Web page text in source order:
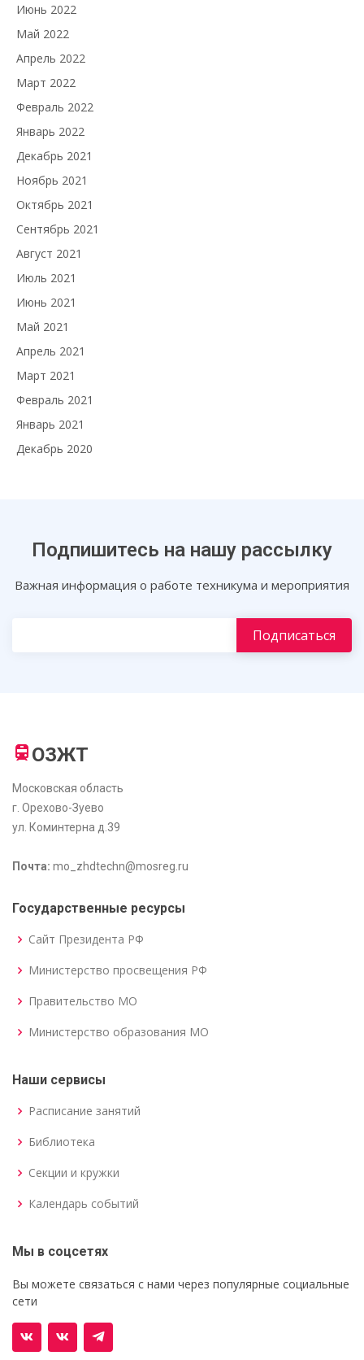
Июнь 2022
Май 2022
Апрель 2022
Март 2022
Февраль 2022
Январь 2022
Декабрь 2021
Ноябрь 2021
Октябрь 2021
Сентябрь 2021
Август 2021
Июль 2021
Июнь 2021
Май 2021
Апрель 2021
Март 2021
Февраль 2021
Январь 2021
Декабрь 2020
Подпишитесь на нашу рассылку
Важная информация о работе техникума и мероприятия
ОЗЖТ
Московская область
г. Орехово-Зуево
ул. Коминтерна д.39
Почта: mo_zhdtechn@mosreg.ru
Государственные ресурсы
Сайт Президента РФ
Министерство просвещения РФ
Правительство МО
Министерство образования МО
Наши сервисы
Расписание занятий
Библиотека
Секции и кружки
Календарь событий
Мы в соцсетях
Вы можете связаться с нами через популярные социальные
сети